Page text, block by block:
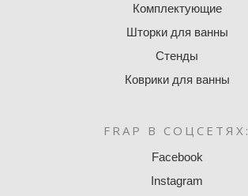
Комплектующие
Шторки для ванны
Стенды
Коврики для ванны
FRAP В СОЦСЕТЯХ:
Facebook
Instagram